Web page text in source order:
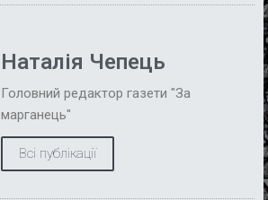
Наталія Чепець
Головний редактор газети "За
марганець"
Всі публікації